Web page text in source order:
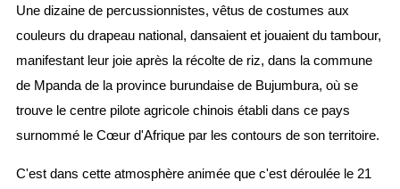
Une dizaine de percussionnistes, vêtus de costumes aux
couleurs du drapeau national, dansaient et jouaient du tambour,
manifestant leur joie après la récolte de riz, dans la commune
de Mpanda de la province burundaise de Bujumbura, où se
trouve le centre pilote agricole chinois établi dans ce pays
surnommé le Cœur d'Afrique par les contours de son territoire.
C'est dans cette atmosphère animée que c'est déroulée le 21